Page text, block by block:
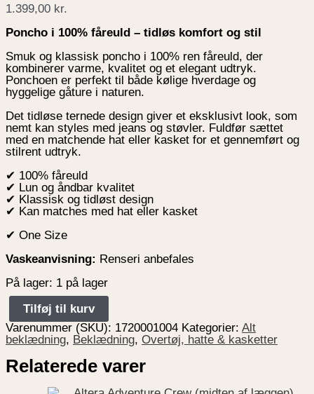
1.399,00 kr.
Poncho i 100% fåreuld – tidløs komfort og stil
Smuk og klassisk poncho i 100% ren fåreuld, der
kombinerer varme, kvalitet og et elegant udtryk.
Ponchoen er perfekt til både kølige hverdage og
hyggelige gåture i naturen.
Det tidløse ternede design giver et eksklusivt look, som
nemt kan styles med jeans og støvler. Fuldfør sættet
med en matchende hat eller kasket for et gennemført og
stilrent udtryk.
✔ 100% fåreuld
✔ Lun og åndbar kvalitet
✔ Klassisk og tidløst design
✔ Kan matches med hat eller kasket
✔ One Size
Vaskeanvisning: Renseri anbefales
På lager: 1 på lager
Tilføj til kurv
Varenummer (SKU): 1720001004 Kategorier: Alt
beklædning, Beklædning, Overtøj, hatte & kasketter
Relaterede varer